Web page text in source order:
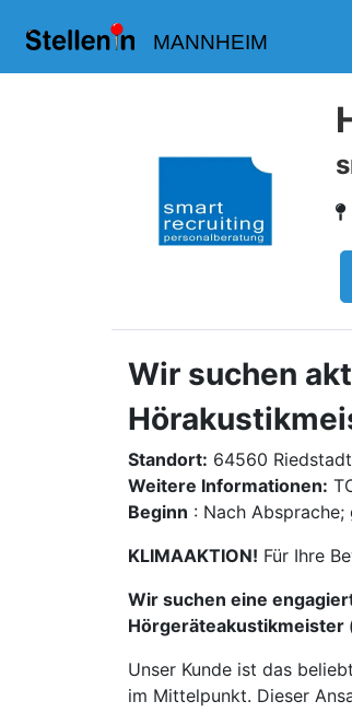
MANNHEIM
Wir suchen
Standort: 64560 Riedstadt
Weitere Informationen:
Beginn : Nach
KLIMAAKTION! Für Ihre
Wir suchen eine
Hörgeräteakustikmeister
Unser Kunde ist das
im Mittelpunkt. Dieser